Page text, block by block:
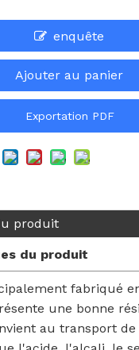
enquête
Ajouter au panier
Exportation PDF
produit
du produit
fabriqué
une bonne
au transport